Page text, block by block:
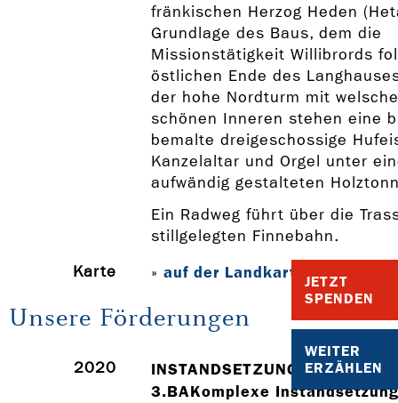
JETZT
SPENDEN
WEITER
ERZÄHLEN
fränkischen Herzog Heden
Grundlage des Baus, dem die
Missionstätigkeit Willibrords
östlichen Ende des
der hohe Nordturm mit
schönen Inneren stehen eine
bemalte dreigeschossige
Kanzelaltar und Orgel unter
aufwändig gestalteten
Ein Radweg führt über die
stillgelegten Finnebahn.
Karte
» auf der Landkarte anzeigen
Unsere Förderungen
2020
INSTANDSETZUNG der
3.BAKomplexe